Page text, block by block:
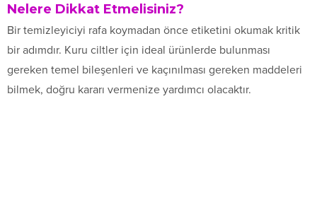
Nelere Dikkat Etmelisiniz?
Bir temizleyiciyi rafa koymadan önce etiketini okumak kritik
bir adımdır. Kuru ciltler için ideal ürünlerde bulunması
gereken temel bileşenleri ve kaçınılması gereken maddeleri
bilmek, doğru kararı vermenize yardımcı olacaktır.